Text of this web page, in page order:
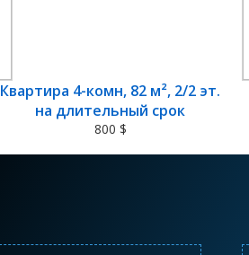
Квартира 4-комн, 82 м², 2/2 эт.
на длительный срок
800 $